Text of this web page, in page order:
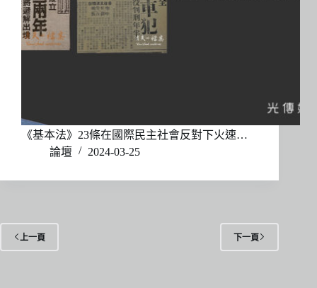
《基本法》23條在國際民主社會反對下火速…
論壇
2024-03-25
上一頁 下一頁